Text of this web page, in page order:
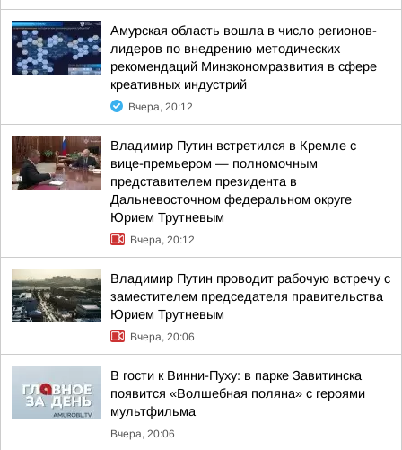
Амурская область вошла в число регионов-
лидеров по внедрению методических
рекомендаций Минэкономразвития в сфере
креативных индустрий
Вчера, 20:12
Владимир Путин встретился в Кремле с
вице-премьером — полномочным
представителем президента в
Дальневосточном федеральном округе
Юрием Трутневым
Вчера, 20:12
Владимир Путин проводит рабочую встречу с
заместителем председателя правительства
Юрием Трутневым
Вчера, 20:06
В гости к Винни-Пуху: в парке Завитинска
появится «Волшебная поляна» с героями
мультфильма
Вчера, 20:06